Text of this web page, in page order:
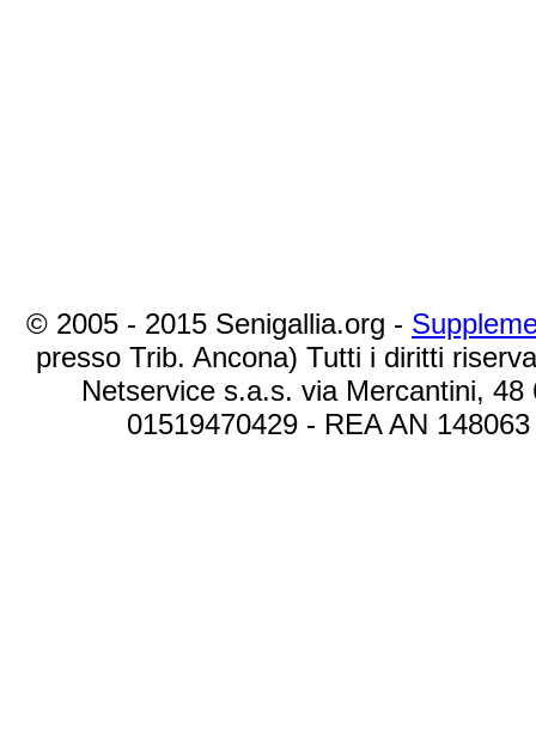
© 2005 - 2015 Senigallia.org -
presso Trib. Ancona) Tutti i diritti
Netservice s.a.s. via Mercantini,
01519470429 - REA AN